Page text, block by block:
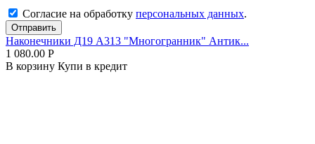
Согласие на обработку персональных данных.
Отправить
Наконечники Д19 А313 "Многогранник" Антик...
1 080.00 Р
В корзину Купи в кредит